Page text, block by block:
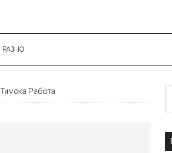
РАЗНО
Тимска Работа